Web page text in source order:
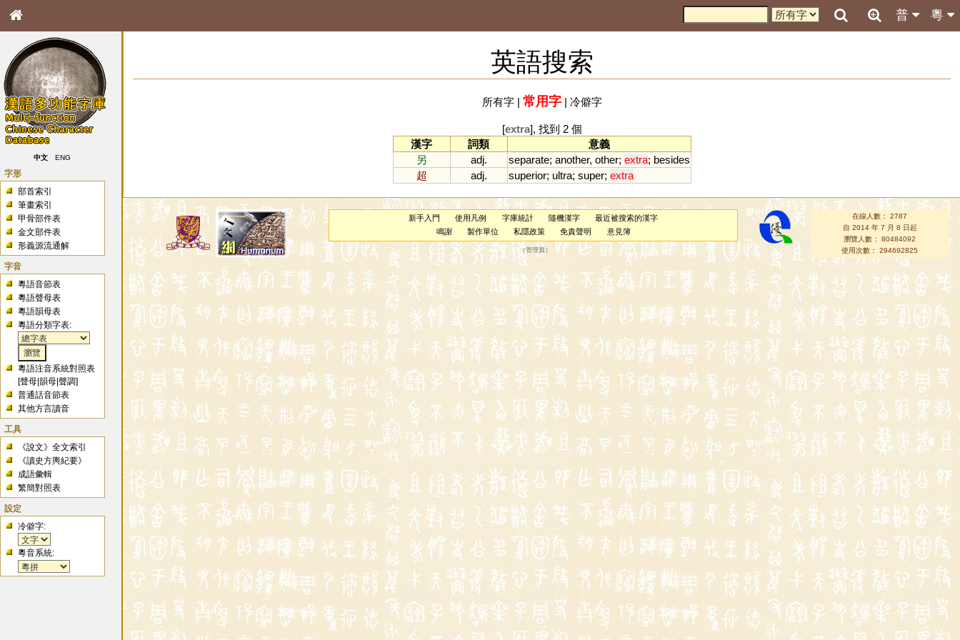
粵
普
中文 ENG
字形
部首索引
筆畫索引
甲骨部件表
金文部件表
形義源流通解
字音
粵語音節表
粵語聲母表
粵語韻母表
粵語分類字表:
粵語注音系統對照表
[聲母 |韻母 |聲調]
普通話音節表
其他方言讀音
工具
《說文》全文索引
《讀史方輿紀要》
成語彙輯
繁簡對照表
設定
冷僻字:
粵音系統:
英語搜索
所有字| 常用字| 冷僻字
[extra], 找到 2 個
漢字
詞類
意義
另
adj. separate; another, other; extra; besides
超
adj. superior; ultra; super; extra
新手入門 使用凡例 字庫統計 隨機漢字
最近被搜索的漢字
鳴謝
製作單位 私隱政策 免責聲明 意見簿
（管理員 ）
在線人數： 2787
自 2014 年 7 月 8 日起
瀏覽人數： 80484092
使用次數： 294692825